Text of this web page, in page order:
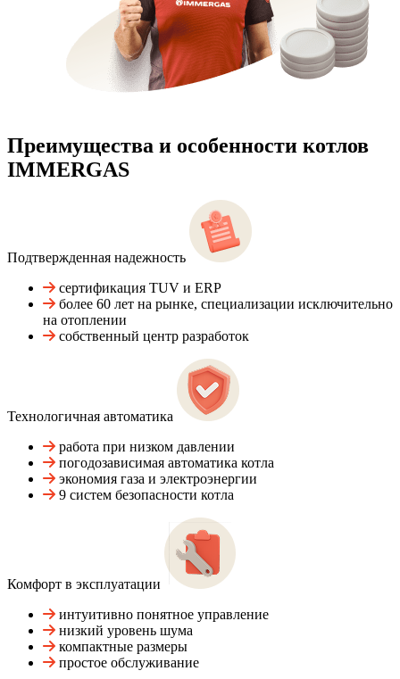
Преимущества и особенности котлов
IMMERGAS
Подтвержденная надежность
сертификация TUV и ERP
более 60 лет на рынке, специализации исключительно
на отоплении
собственный центр разработок
Технологичная автоматика
работа при низком давлении
погодозависимая автоматика котла
экономия газа и электроэнергии
9 систем безопасности котла
Комфорт в эксплуатации
интуитивно понятное управление
низкий уровень шума
компактные размеры
простое обслуживание